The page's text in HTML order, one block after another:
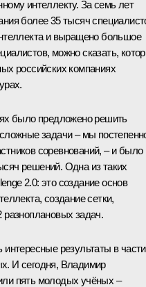
интеллекту. За семь лет
более 35 тысяч
и выращено большое
можно сказать,
российских компаниях
было предложено решить
задачи – мы
соревнований, – и было
решений. Одна из таких
2.0: это создание основ
создание сетки,
разноплановых задач.
результаты в части
И сегодня, Владимир
пять молодых учёных –